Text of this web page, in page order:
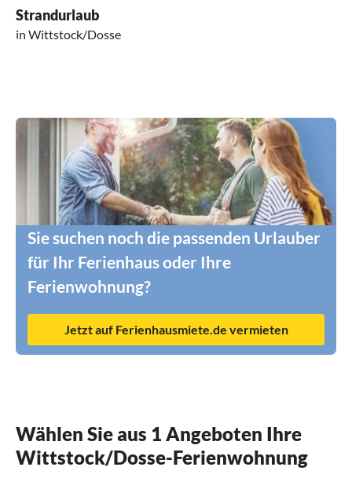
Strandurlaub
in Wittstock/Dosse
Sie suchen noch die passenden Urlauber
für Ihr Ferienhaus oder Ihre
Ferienwohnung?
Jetzt auf Ferienhausmiete.de vermieten
Wählen Sie aus 1 Angeboten Ihre
Wittstock/Dosse-Ferienwohnung